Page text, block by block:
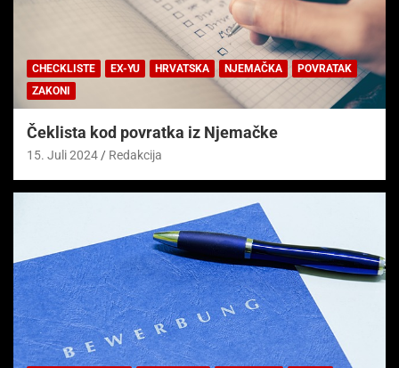
CHECKLISTE EX-YU HRVATSKA NJEMAČKA
POVRATAK
ZAKONI
Čeklista kod povratka iz Njemačke
15. Juli 2024 Redakcija